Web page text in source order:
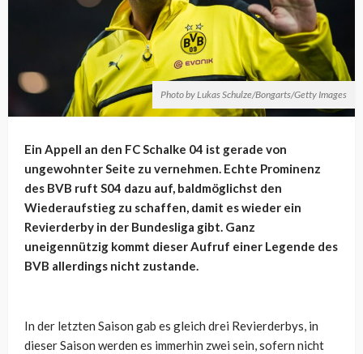
Photo by Lukas Schulze/Bongarts/Getty Images
Ein Appell an den FC Schalke 04 ist gerade von
ungewohnter Seite zu vernehmen. Echte Prominenz
des BVB ruft S04 dazu auf, baldmöglichst den
Wiederaufstieg zu schaffen, damit es wieder ein
Revierderby in der Bundesliga gibt. Ganz
uneigennützig kommt dieser Aufruf einer Legende des
BVB allerdings nicht zustande.
In der letzten Saison gab es gleich drei Revierderbys, in
dieser Saison werden es immerhin zwei sein, sofern nicht